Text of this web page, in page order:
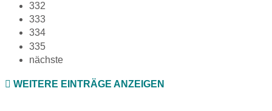
332
333
334
335
nächste
WEITERE EINTRÄGE ANZEIGEN